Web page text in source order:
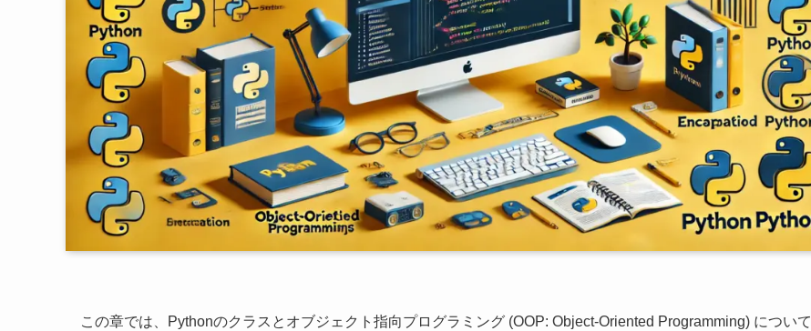
この章では、Pythonのクラスとオブジェクト指向プログラミング (OOP: Object-Oriented Programming) について